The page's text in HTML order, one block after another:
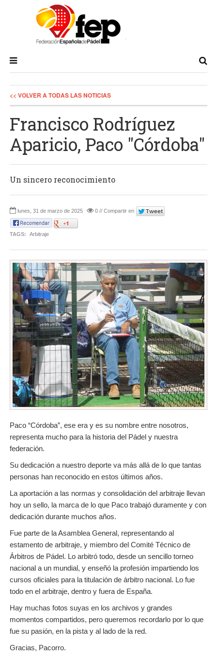
<< VOLVER A TODAS LAS NOTICIAS
Francisco Rodríguez
Aparicio, Paco "Córdoba"
Un sincero reconocimiento
lunes, 31 de marzo de 2025 0 // Compartir en
TAGS: Arbitraje
Paco “Córdoba”, ese era y es su nombre entre nosotros,
representa mucho para la historia del Pádel y nuestra
federación.
Su dedicación a nuestro deporte va más allá de lo que tantas
personas han reconocido en estos últimos años.
La aportación a las normas y consolidación del arbitraje llevan
hoy un sello, la marca de lo que Paco trabajó duramente y con
dedicación durante muchos años.
Fue parte de la Asamblea General, representando al
estamento de arbitraje, y miembro del Comité Técnico de
Árbitros de Pádel. Lo arbitró todo, desde un sencillo torneo
nacional a un mundial, y enseñó la profesión impartiendo los
cursos oficiales para la titulación de árbitro nacional. Lo fue
todo en el arbitraje, dentro y fuera de España.
Hay muchas fotos suyas en los archivos y grandes
momentos compartidos, pero queremos recordarlo por lo que
fue su pasión, en la pista y al lado de la red.
Gracias, Pacorro.